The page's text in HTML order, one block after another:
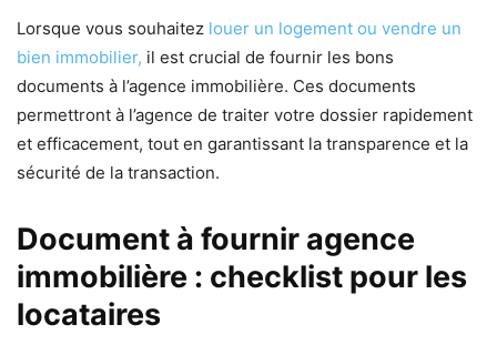
Lorsque vous souhaitez louer un logement ou vendre un
bien immobilier, il est crucial de fournir les bons
documents à l’agence immobilière. Ces documents
permettront à l’agence de traiter votre dossier rapidement
et efficacement, tout en garantissant la transparence et la
sécurité de la transaction.
Document à fournir agence
immobilière : checklist pour les
locataires